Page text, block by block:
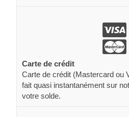
Carte de crédit
Carte de crédit (Mastercard ou
fait quasi instantanément sur
votre solde.